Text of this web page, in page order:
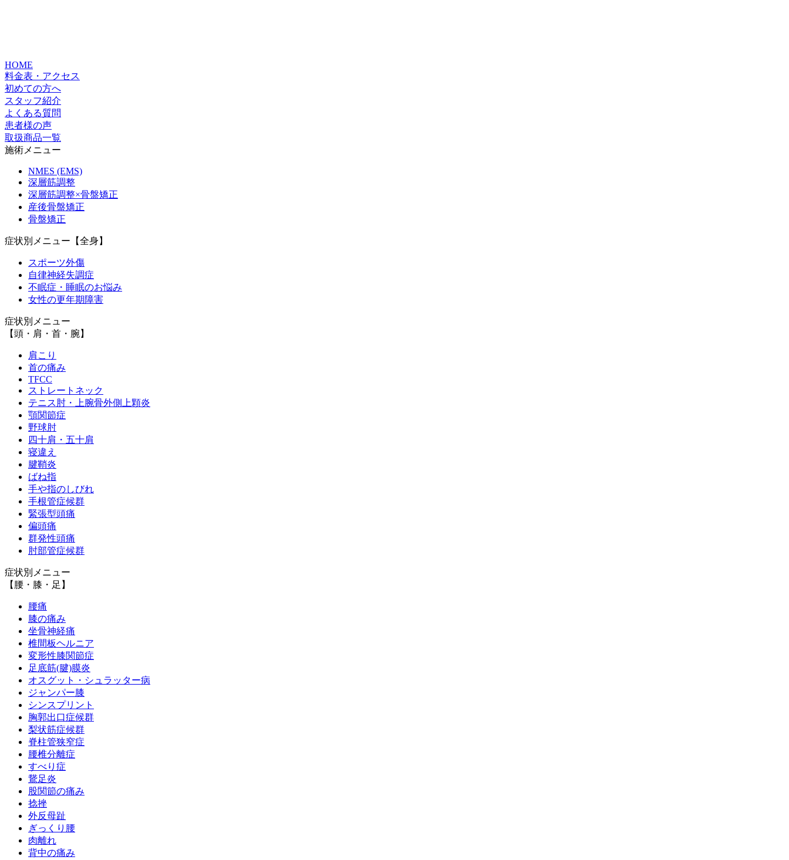
HOME
料金表・アクセス
初めての方へ
スタッフ紹介
よくある質問
患者様の声
取扱商品一覧
施術メニュー
NMES (EMS)
深層筋調整
深層筋調整×骨盤矯正
産後骨盤矯正
骨盤矯正
症状別メニュー【全身】
スポーツ外傷
自律神経失調症
不眠症・睡眠のお悩み
女性の更年期障害
症状別メニュー
【頭・肩・首・腕】
肩こり
首の痛み
TFCC
ストレートネック
テニス肘・上腕骨外側上顆炎
顎関節症
野球肘
四十肩・五十肩
寝違え
腱鞘炎
ばね指
手や指のしびれ
手根管症候群
緊張型頭痛
偏頭痛
群発性頭痛
肘部管症候群
症状別メニュー
【腰・膝・足】
腰痛
膝の痛み
坐骨神経痛
椎間板ヘルニア
変形性膝関節症
足底筋(腱)膜炎
オスグット・シュラッター病
ジャンパー膝
シンスプリント
胸郭出口症候群
梨状筋症候群
脊柱管狭窄症
腰椎分離症
すべり症
鵞足炎
股関節の痛み
捻挫
外反母趾
ぎっくり腰
肉離れ
背中の痛み